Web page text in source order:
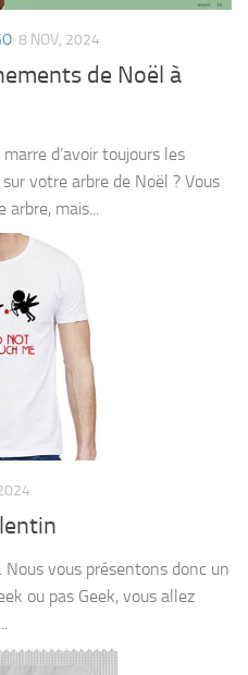
8 NOV, 2024
de Noël à
d’avoir toujours les
votre arbre de Noël ? Vous
arbre, mais...
vous présentons donc un
ou pas Geek, vous allez